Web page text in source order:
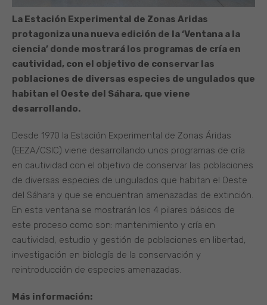
La Estación Experimental de Zonas Aridas
protagoniza una nueva edición de la ‘Ventana a la
ciencia’ donde mostrará los programas de cría en
cautividad, con el objetivo de conservar las
poblaciones de diversas especies de ungulados que
habitan el Oeste del Sáhara, que viene
desarrollando.
Desde 1970 la Estación Experimental de Zonas Áridas
(EEZA/CSIC) viene desarrollando unos programas de cría
en cautividad con el objetivo de conservar las poblaciones
de diversas especies de ungulados que habitan el Oeste
del Sáhara y que se encuentran amenazadas de extinción.
En esta ventana se mostrarán los 4 pilares básicos de
este proceso como son: mantenimiento y cría en
cautividad, estudio y gestión de poblaciones en libertad,
investigación en biología de la conservación y
reintroducción de especies amenazadas.
Más información: